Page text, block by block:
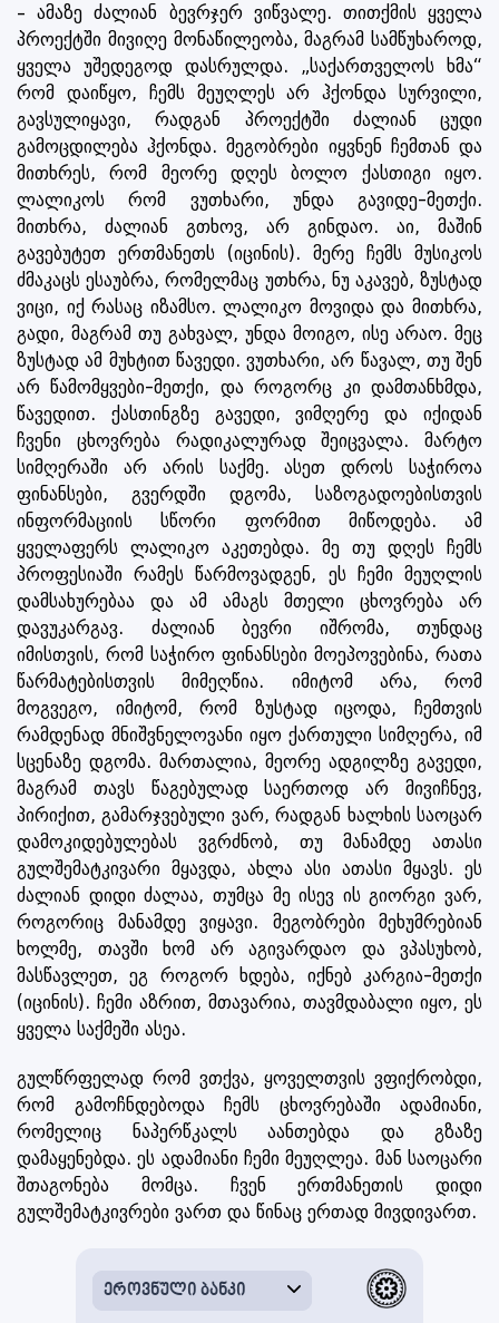
– ამაზე ძალიან ბევრჯერ ვიწვალე. თითქმის ყველა
პროექტში მივიღე მონაწილეობა, მაგრამ სამწუხაროდ,
ყველა უშედეგოდ დასრულდა. „საქართველოს ხმა“
რომ დაიწყო, ჩემს მეუღლეს არ ჰქონდა სურვილი,
გავსულიყავი, რადგან პროექტში ძალიან ცუდი
გამოცდილება ჰქონდა. მეგობრები იყვნენ ჩემთან და
მითხრეს, რომ მეორე დღეს ბოლო ქასთიგი იყო.
ლალიკოს რომ ვუთხარი, უნდა გავიდე-მეთქი.
მითხრა, ძალიან გთხოვ, არ გინდაო. აი, მაშინ
გავებუტეთ ერთმანეთს (იცინის). მერე ჩემს მუსიკოს
ძმაკაცს ესაუბრა, რომელმაც უთხრა, ნუ აკავებ, ზუსტად
ვიცი, იქ რასაც იზამსო. ლალიკო მოვიდა და მითხრა,
გადი, მაგრამ თუ გახვალ, უნდა მოიგო, ისე არაო. მეც
ზუსტად ამ მუხტით წავედი. ვუთხარი, არ წავალ, თუ შენ
არ წამომყვები-მეთქი, და როგორც კი დამთანხმდა,
წავედით. ქასთინგზე გავედი, ვიმღერე და იქიდან
ჩვენი ცხოვრება რადიკალურად შეიცვალა. მარტო
სიმღერაში არ არის საქმე. ასეთ დროს საჭიროა
ფინანსები, გვერდში დგომა, საზოგადოებისთვის
ინფორმაციის სწორი ფორმით მიწოდება. ამ
ყველაფერს ლალიკო აკეთებდა. მე თუ დღეს ჩემს
პროფესიაში რამეს წარმოვადგენ, ეს ჩემი მეუღლის
დამსახურებაა და ამ ამაგს მთელი ცხოვრება არ
დავუკარგავ. ძალიან ბევრი იშრომა, თუნდაც
იმისთვის, რომ საჭირო ფინანსები მოეპოვებინა, რათა
წარმატებისთვის მიმეღწია. იმიტომ არა, რომ
მოგვეგო, იმიტომ, რომ ზუსტად იცოდა, ჩემთვის
რამდენად მნიშვნელოვანი იყო ქართული სიმღერა, იმ
სცენაზე დგომა. მართალია, მეორე ადგილზე გავედი,
მაგრამ თავს წაგებულად საერთოდ არ მივიჩნევ,
პირიქით, გამარჯვებული ვარ, რადგან ხალხის საოცარ
დამოკიდებულებას ვგრძნობ, თუ მანამდე ათასი
გულშემატკივარი მყავდა, ახლა ასი ათასი მყავს. ეს
ძალიან დიდი ძალაა, თუმცა მე ისევ ის გიორგი ვარ,
როგორიც მანამდე ვიყავი. მეგობრები მეხუმრებიან
ხოლმე, თავში ხომ არ აგივარდაო და ვპასუხობ,
მასწავლეთ, ეგ როგორ ხდება, იქნებ კარგია-მეთქი
(იცინის). ჩემი აზრით, მთავარია, თავმდაბალი იყო, ეს
ყველა საქმეში ასეა.
გულწრფელად რომ ვთქვა, ყოველთვის ვფიქრობდი,
რომ გამოჩნდებოდა ჩემს ცხოვრებაში ადამიანი,
რომელიც ნაპერწკალს აანთებდა და გზაზე
დამაყენებდა. ეს ადამიანი ჩემი მეუღლეა. მან საოცარი
შთაგონება მომცა. ჩვენ ერთმანეთის დიდი
გულშემატკივრები ვართ და წინაც ერთად მივდივართ.